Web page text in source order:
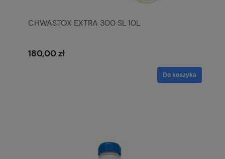
CHWASTOX EXTRA 300 SL 10L
180,00 zł
Do koszyka